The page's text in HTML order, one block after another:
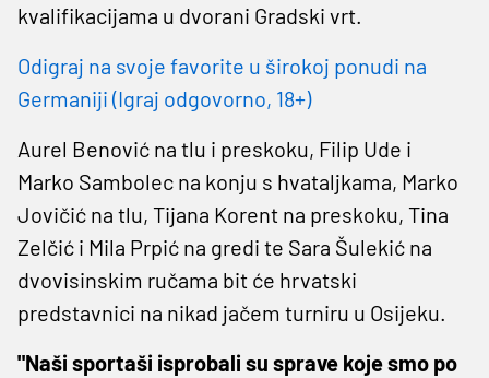
kvalifikacijama u dvorani Gradski vrt.
Odigraj na svoje favorite u širokoj ponudi na
Germaniji (Igraj odgovorno, 18+)
Aurel Benović na tlu i preskoku, Filip Ude i
Marko Sambolec na konju s hvataljkama, Marko
Jovičić na tlu, Tijana Korent na preskoku, Tina
Zelčić i Mila Prpić na gredi te Sara Šulekić na
dvovisinskim ručama bit će hrvatski
predstavnici na nikad jačem turniru u Osijeku.
"Naši sportaši isprobali su sprave koje smo po